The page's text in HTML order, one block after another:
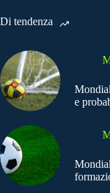
Di tendenza
e